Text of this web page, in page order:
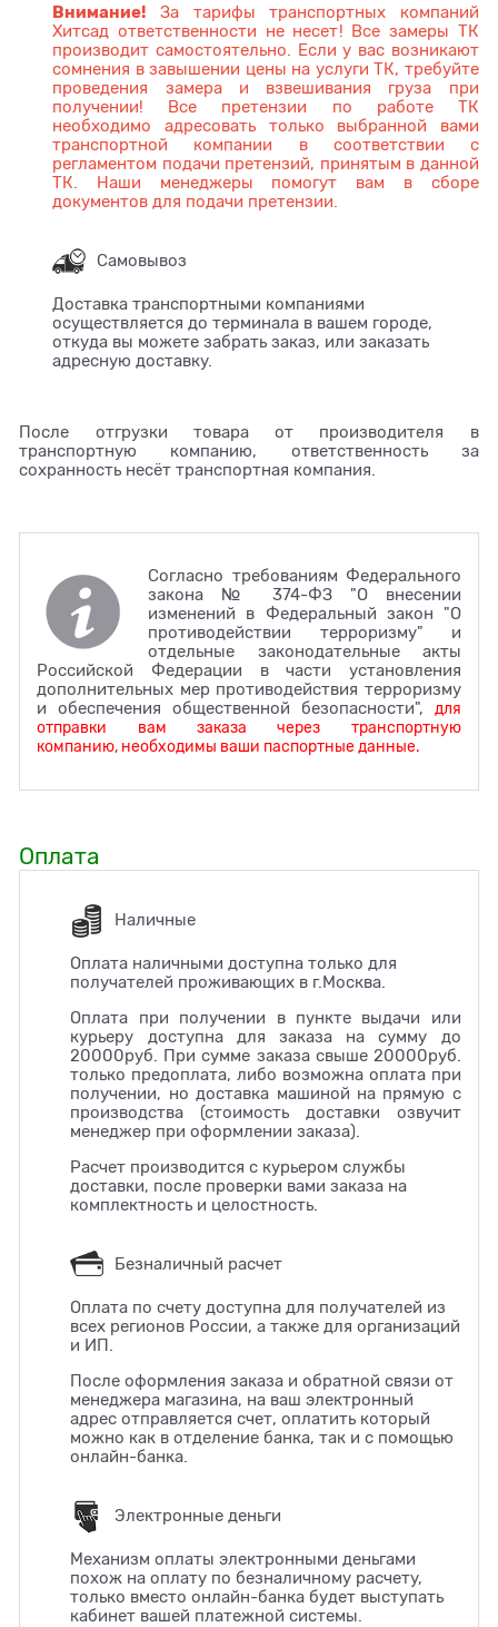
Внимание! За тарифы транспортных компаний
Хитсад ответственности не несет! Все замеры ТК
производит самостоятельно. Если у вас возникают
сомнения в завышении цены на услуги ТК, требуйте
проведения замера и взвешивания груза при
получении! Все претензии по работе ТК
необходимо адресовать только выбранной вами
транспортной компании в соответствии с
регламентом подачи претензий, принятым в данной
ТК. Наши менеджеры помогут вам в сборе
документов для подачи претензии.
Самовывоз
Доставка транспортными компаниями
осуществляется до терминала в вашем городе,
откуда вы можете забрать заказ, или заказать
адресную доставку.
После отгрузки товара от производителя в
транспортную компанию, ответственность за
сохранность несёт транспортная компания.
Согласно требованиям Федерального
закона № 374-ФЗ "О внесении
изменений в Федеральный закон "О
противодействии терроризму" и
отдельные законодательные акты
Российской Федерации в части установления
дополнительных мер противодействия терроризму
и обеспечения общественной безопасности", для
отправки вам заказа через транспортную
компанию, необходимы ваши паспортные данные.
Оплата
Наличные
Оплата наличными доступна только для
получателей проживающих в г.Москва.
Оплата при получении в пункте выдачи или
курьеру доступна для заказа на сумму до
20000руб. При сумме заказа свыше 20000руб.
только предоплата, либо возможна оплата при
получении, но доставка машиной на прямую с
производства (стоимость доставки озвучит
менеджер при оформлении заказа).
Расчет производится с курьером службы
доставки, после проверки вами заказа на
комплектность и целостность.
Безналичный расчет
Оплата по счету доступна для получателей из
всех регионов России, а также для организаций
и ИП.
После оформления заказа и обратной связи от
менеджера магазина, на ваш электронный
адрес отправляется счет, оплатить который
можно как в отделение банка, так и с помощью
онлайн-банка.
Электронные деньги
Механизм оплаты электронными деньгами
похож на оплату по безналичному расчету,
только вместо онлайн-банка будет выступать
кабинет вашей платежной системы.